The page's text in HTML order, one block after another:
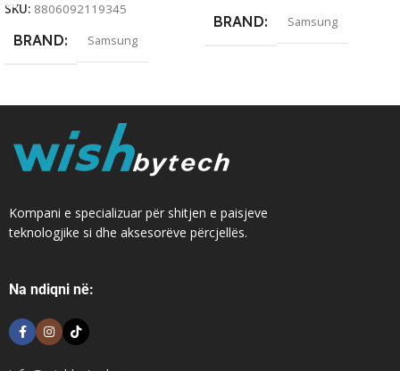
SKU: 8806092119345
BRAND Samsung
BRAND Samsung
Kompani e specializuar për shitjen e paisjeve
teknologjike si dhe aksesorëve përcjellës.
Na ndiqni në: